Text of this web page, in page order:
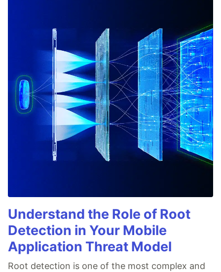
Understand the Role of Root
Detection in Your Mobile
Application Threat Model
Root detection is one of the most complex and